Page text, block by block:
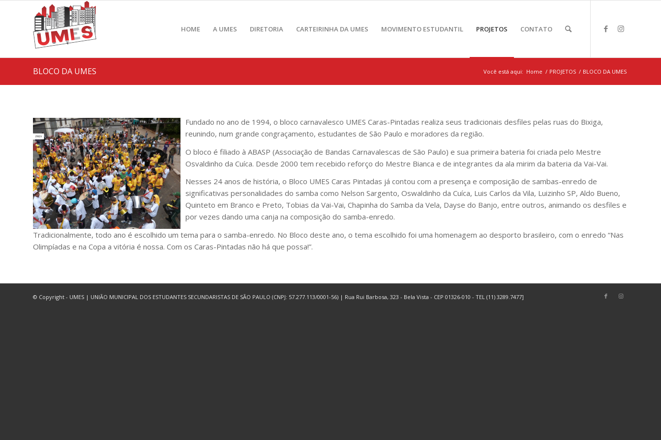
HOME A UMES DIRETORIA CARTEIRINHA DA UMES MOVIMENTO ESTUDANTIL PROJETOS CONTATO
BLOCO DA UMES Você está aqui: Home / PROJETOS / BLOCO DA UMES
Fundado no ano de 1994, o bloco carnavalesco UMES Caras-Pintadas realiza seus tradicionais desfiles pelas ruas do Bixiga,
reunindo, num grande congraçamento, estudantes de São Paulo e moradores da região.
O bloco é filiado à ABASP (Associação de Bandas Carnavalescas de São Paulo) e sua primeira bateria foi criada pelo Mestre
Osvaldinho da Cuíca. Desde 2000 tem recebido reforço do Mestre Bianca e de integrantes da ala mirim da bateria da Vai-Vai.
Nesses 24 anos de história, o Bloco UMES Caras Pintadas já contou com a presença e composição de sambas-enredo de
significativas personalidades do samba como Nelson Sargento, Oswaldinho da Cuíca, Luis Carlos da Vila, Luizinho SP, Aldo Bueno,
Quinteto em Branco e Preto, Tobias da Vai-Vai, Chapinha do Samba da Vela, Dayse do Banjo, entre outros, animando os desfiles e
por vezes dando uma canja na composição do samba-enredo.
Tradicionalmente, todo ano é escolhido um tema para o samba-enredo. No Bloco deste ano, o tema escolhido foi uma homenagem ao desporto brasileiro, com o enredo “Nas
Olimpíadas e na Copa a vitória é nossa. Com os Caras-Pintadas não há que possa!”.
© Copyright - UMES | UNIÃO MUNICIPAL DOS ESTUDANTES SECUNDARISTAS DE SÃO PAULO (CNPJ: 57.277.113/0001-56) | Rua Rui Barbosa, 323 - Bela Vista - CEP 01326-010 - TEL (11) 3289.7477]